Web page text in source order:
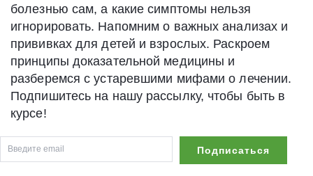
болезнью сам, а какие симптомы нельзя
игнорировать. Напомним о важных анализах и
прививках для детей и взрослых. Раскроем
принципы доказательной медицины и
разберемся с устаревшими мифами о лечении.
Подпишитесь на нашу рассылку, чтобы быть в
курсе!